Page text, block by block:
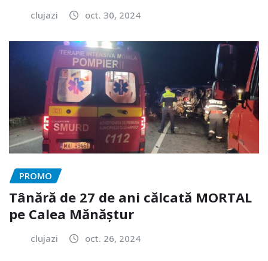
clujazi oct. 30, 2024
PROMO
Tânără de 27 de ani călcată MORTAL
pe Calea Mănăștur
clujazi oct. 26, 2024